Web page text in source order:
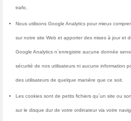
Nous
site ou vous
inscription sur